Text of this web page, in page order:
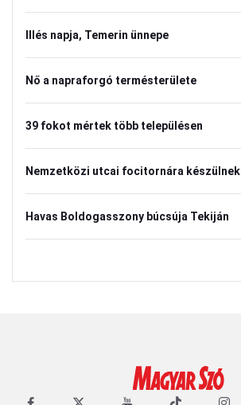
Illés napja, Temerin ünnepe
Nő a napraforgó termésterülete
39 fokot mértek több településen
Nemzetközi utcai focitornára készülnek
Havas Boldogasszony búcsúja Tekiján